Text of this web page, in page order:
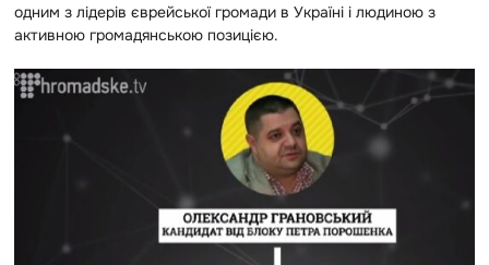
одним з лідерів єврейської громади в Україні і людиною з
активною громадянською позицією.